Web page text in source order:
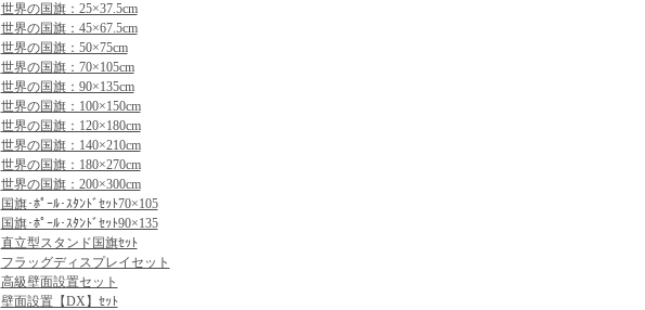
世界の国旗：25×37.5cm
世界の国旗：45×67.5cm
世界の国旗：50×75cm
世界の国旗：70×105cm
世界の国旗：90×135cm
世界の国旗：100×150cm
世界の国旗：120×180cm
世界の国旗：140×210cm
世界の国旗：180×270cm
世界の国旗：200×300cm
国旗･ﾎﾟｰﾙ･ｽﾀﾝﾄﾞｾｯﾄ70×105
国旗･ﾎﾟｰﾙ･ｽﾀﾝﾄﾞｾｯﾄ90×135
直立型スタンド国旗ｾｯﾄ
フラッグディスプレイセット
高級壁面設置セット
壁面設置【DX】ｾｯﾄ